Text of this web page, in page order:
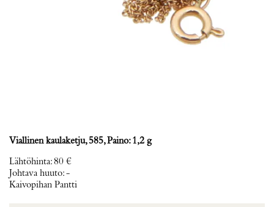
Viallinen kaulaketju, 585, Paino: 1,2 g
Lähtöhinta:80 €
Johtava huuto:-
Kaivopihan Pantti